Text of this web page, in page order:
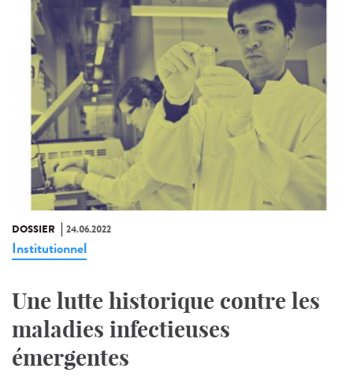
DOSSIER 24.06.2022
Institutionnel
Une lutte historique contre les
maladies infectieuses
émergentes